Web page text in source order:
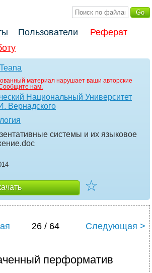
Пользователи
Реферат
Teana
материал нарушает ваши авторские
нам.
Национальный Университет
Вернадского
системы и их языковое
.doc
☆
26 / 64 Следующая >
перформатив